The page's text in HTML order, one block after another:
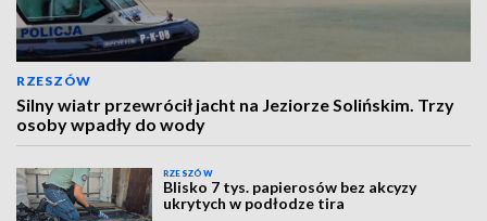
RZESZÓW
Silny wiatr przewrócił jacht na Jeziorze Solińskim. Trzy
osoby wpadły do wody
RZESZÓW
Blisko 7 tys. papierosów bez akcyzy
ukrytych w podłodze tira